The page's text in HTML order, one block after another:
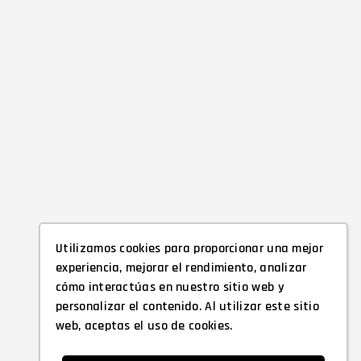
Utilizamos cookies para proporcionar una mejor
experiencia, mejorar el rendimiento, analizar
cómo interactúas en nuestro sitio web y
personalizar el contenido. Al utilizar este sitio
web, aceptas el uso de cookies.